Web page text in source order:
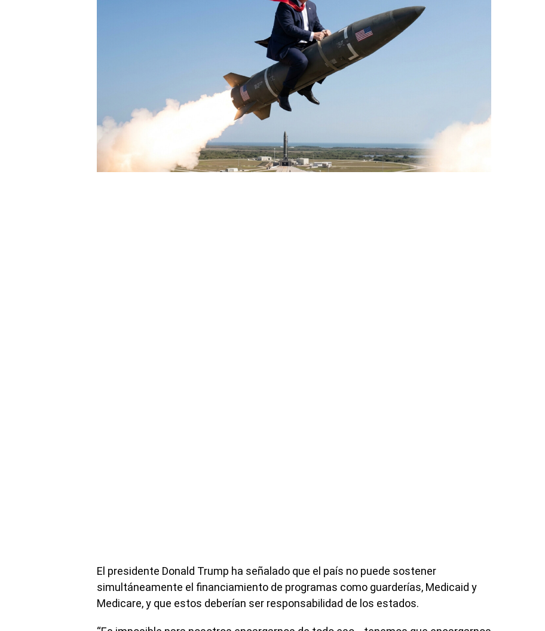
El presidente Donald Trump ha señalado que el país no puede sostener
simultáneamente el financiamiento de programas como guarderías, Medicaid y
Medicare, y que estos deberían ser responsabilidad de los estados.